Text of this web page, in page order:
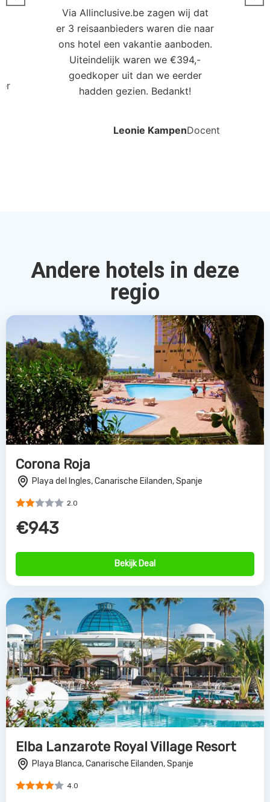
Via Allinclusive.be zagen wij dat
er 3 reisaanbieders waren die naar
ons hotel een vakantie aanboden.
Uiteindelijk waren we €394,-
goedkoper uit dan we eerder
hadden gezien. Bedankt!
Leonie KampenDocent
Andere hotels in deze
regio
Corona Roja
Playa del Ingles, Canarische Eilanden, Spanje
2.0
€943
Bekijk Deal
Elba Lanzarote Royal Village Resort
Playa Blanca, Canarische Eilanden, Spanje
4.0